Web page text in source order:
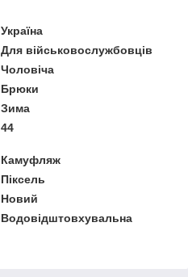
Україна
Для військовослужбовців
Чоловіча
Брюки
Зима
44
Камуфляж
Піксель
Новий
Водовідштовхувальна